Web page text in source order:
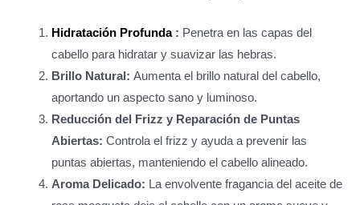
Hidratación Profunda: Penetra en las capas del
cabello para hidratar y suavizar las hebras.
Brillo Natural: Aumenta el brillo natural del cabello,
aportando un aspecto sano y luminoso.
Reducción del Frizz y Reparación de Puntas
Abiertas: Controla el frizz y ayuda a prevenir las
puntas abiertas, manteniendo el cabello alineado.
Aroma Delicado: La envolvente fragancia del aceite de